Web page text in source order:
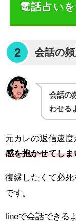
電話占い
2 会話の
会話の
わせる
元カレの返信速度
感を抱かせてしま
復縁したくて必
です。
lineで会話できる